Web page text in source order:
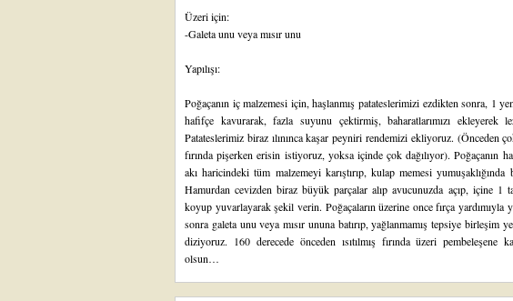
Üzeri için:
-Galeta unu veya mısır unu
Yapılışı:
Poğaçanın iç malzemesi için, haşlanmış patateslerimizi ezdikten sonra, 1
hafifçe kavurarak, fazla suyunu çektirmiş, baharatlarımızı ekleyerek
Patateslerimiz biraz ılınınca kaşar peyniri rendemizi ekliyoruz. (Önceden
fırında pişerken erisin istiyoruz, yoksa içinde çok dağılıyor). Poğaçanın
akı haricindeki tüm malzemeyi karıştırıp, kulap memesi
Hamurdan cevizden biraz büyük parçalar alıp avucunuzda açıp, içine 1
koyup yuvarlayarak şekil verin. Poğaçaların üzerine once fırça yardımıyla
sonra galeta unu veya mısır ununa batırıp, yağlanmamış tepsiye birleşim
diziyoruz. 160 derecede önceden ısıtılmış fırında üzeri
olsun…